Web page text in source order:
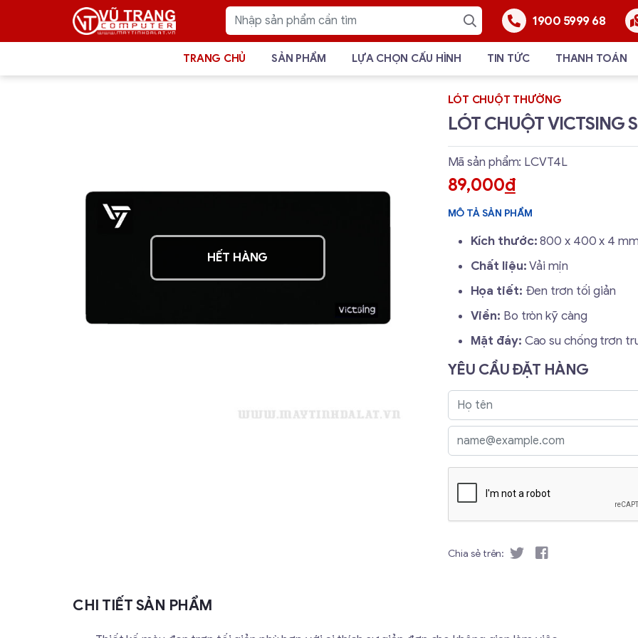
1900 5999 68
TRANG CHỦ SẢN PHẨM LỰA CHỌN CẤU HÌNH TIN TỨC THANH TOÁN
HẾT HÀNG
LÓT CHUỘT THƯỜNG
LÓT CHUỘT VICTSING
Mã sản phẩm: LCVT4L
89,000đ
MÔ TẢ SẢN PHẨM
Kích thước:800 x 400 x 4
Chất liệu:Vải mịn
Họa tiết: Đen trơn tối giản
Viền: Bo tròn kỹ càng
Mặt đáy: Cao su chống trơn
YÊU CẦU ĐẶT HÀNG
Chia sẻ trên:
CHI TIẾT SẢN PHẨM